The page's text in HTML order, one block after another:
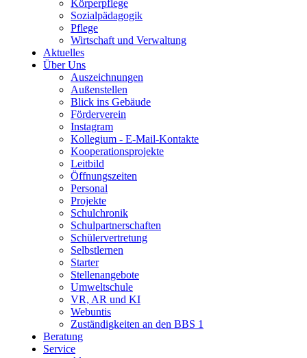
Körperpflege
Sozialpädagogik
Pflege
Wirtschaft und Verwaltung
Aktuelles
Über Uns
Auszeichnungen
Außenstellen
Blick ins Gebäude
Förderverein
Instagram
Kollegium - E-Mail-Kontakte
Kooperationsprojekte
Leitbild
Öffnungszeiten
Personal
Projekte
Schulchronik
Schulpartnerschaften
Schülervertretung
Selbstlernen
Starter
Stellenangebote
Umweltschule
VR, AR und KI
Webuntis
Zuständigkeiten an den BBS 1
Beratung
Service